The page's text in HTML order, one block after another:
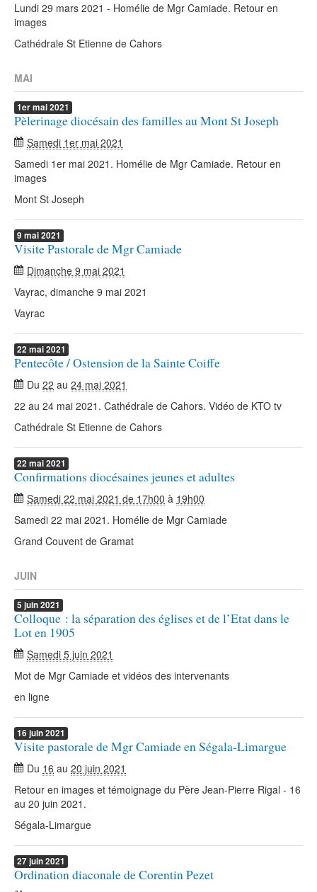
Lundi 29 mars 2021 - Homélie de Mgr Camiade. Retour en
images
Cathédrale St Etienne de Cahors
MAI
1ermai2021
Pèlerinage diocésain des familles au Mont St Joseph
Samedi 1er mai 2021
Samedi 1er mai 2021. Homélie de Mgr Camiade. Retour en
images
Mont St Joseph
9 mai2021
Visite Pastorale de Mgr Camiade
Dimanche 9 mai 2021
Vayrac, dimanche 9 mai 2021
Vayrac
22 mai2021
Pentecôte / Ostension de la Sainte Coiffe
Du 22 au 24 mai 2021
22 au 24 mai 2021. Cathédrale de Cahors. Vidéo de KTO tv
Cathédrale St Etienne de Cahors
22 mai2021
Confirmations diocésaines jeunes et adultes
Samedi 22 mai 2021 de 17h00 à 19h00
Samedi 22 mai 2021. Homélie de Mgr Camiade
Grand Couvent de Gramat
JUIN
5 juin2021
Colloque : la séparation des églises et de l’Etat dans le
Lot en 1905
Samedi 5 juin 2021
Mot de Mgr Camiade et vidéos des intervenants
en ligne
16 juin2021
Visite pastorale de Mgr Camiade en Ségala-Limargue
Du 16 au 20 juin 2021
Retour en images et témoignage du Père Jean-Pierre Rigal - 16
au 20 juin 2021.
Ségala-Limargue
27juin2021
Ordination diaconale de Corentin Pezet